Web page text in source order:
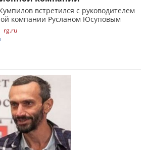
встретился с руководителем
компании Русланом Юсуповым
rg.ru